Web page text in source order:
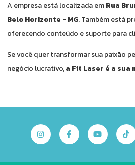
A empresa está localizada emRua
Belo Horizonte - MG. Também está
oferecendo conteúdo e suporte para
Se você quer transformar sua paixão
negócio lucrativo,a Fit Laser é a sua